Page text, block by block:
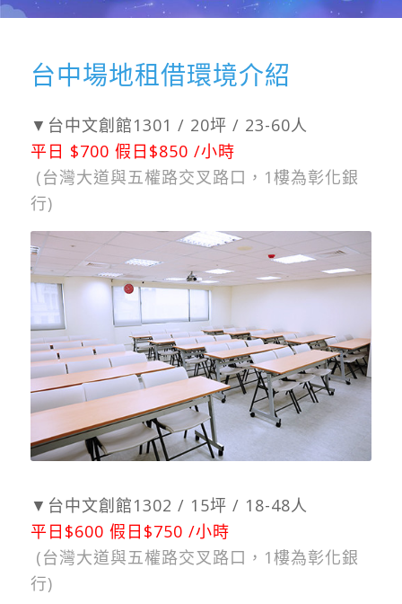
台中場地租借環境介紹
▼台中文創館1301 / 20坪 / 23-60人
平日 $700 假日$850 /小時
(台灣大道與五權路交叉路口，1樓為彰化銀
行)
詳細資訊
▼台中文創館1302 / 15坪 / 18-48人
平日$600 假日$750 /小時
(台灣大道與五權路交叉路口，1樓為彰化銀
行)